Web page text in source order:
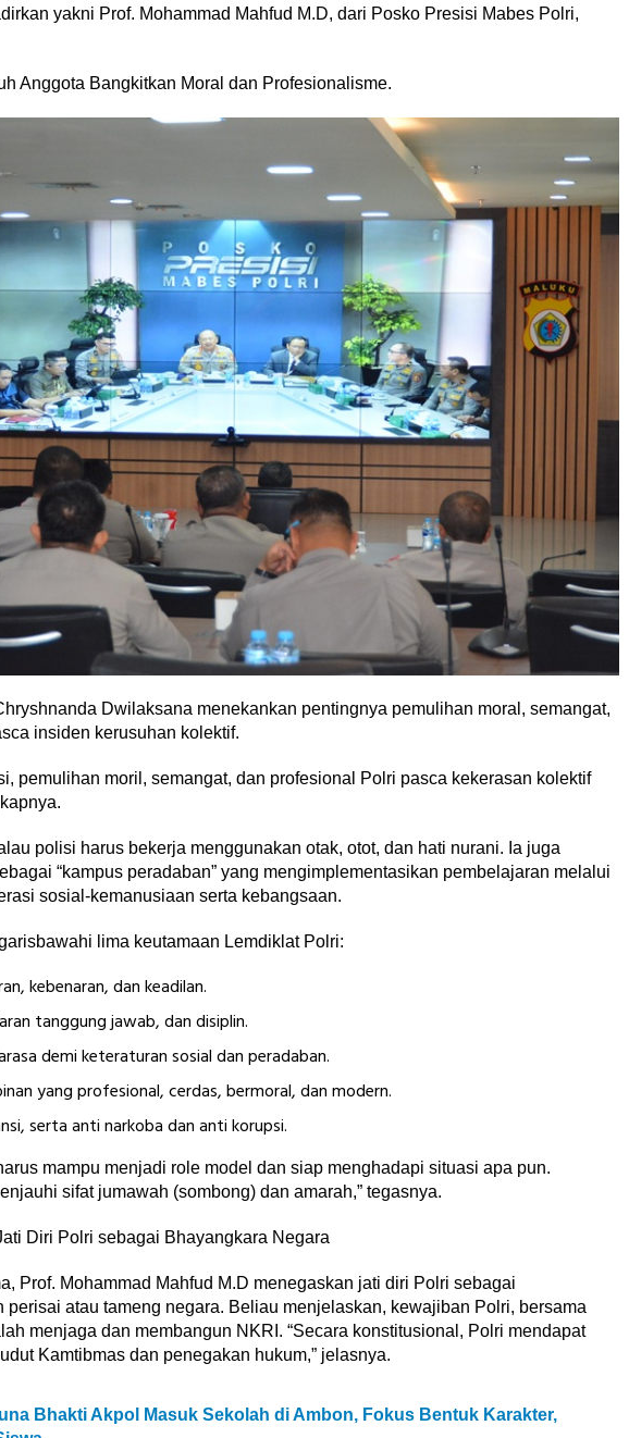
yakni Prof. Mohammad Mahfud M.D, dari Posko Presisi Mabes Polri,
Anggota Bangkitkan Moral dan Profesionalisme.
Dwilaksana menekankan pentingnya pemulihan moral, semangat,
insiden kerusuhan kolektif.
pemulihan moril, semangat, dan profesional Polri pasca kekerasan kolektif
polisi harus bekerja menggunakan otak, otot, dan hati nurani. Ia juga
“kampus peradaban” yang mengimplementasikan pembelajaran melalui
sosial-kemanusiaan serta kebangsaan.
lima keutamaan Lemdiklat Polri:
kebenaran, dan keadilan.
tanggung jawab, dan disiplin.
demi keteraturan sosial dan peradaban.
yang profesional, cerdas, bermoral, dan modern.
serta anti narkoba dan anti korupsi.
mampu menjadi role model dan siap menghadapi situasi apa pun.
sifat jumawah (sombong) dan amarah,” tegasnya.
Diri Polri sebagai Bhayangkara Negara
Prof. Mohammad Mahfud M.D menegaskan jati diri Polri sebagai
perisai atau tameng negara. Beliau menjelaskan, kewajiban Polri, bersama
menjaga dan membangun NKRI. “Secara konstitusional, Polri mendapat
Kamtibmas dan penegakan hukum,” jelasnya.
Bhakti Akpol Masuk Sekolah di Ambon, Fokus Bentuk Karakter,